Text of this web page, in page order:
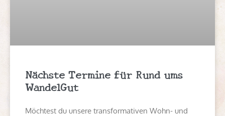
Nächste Termine für Rund ums
WandelGut
Möchtest du unsere transformativen Wohn- und